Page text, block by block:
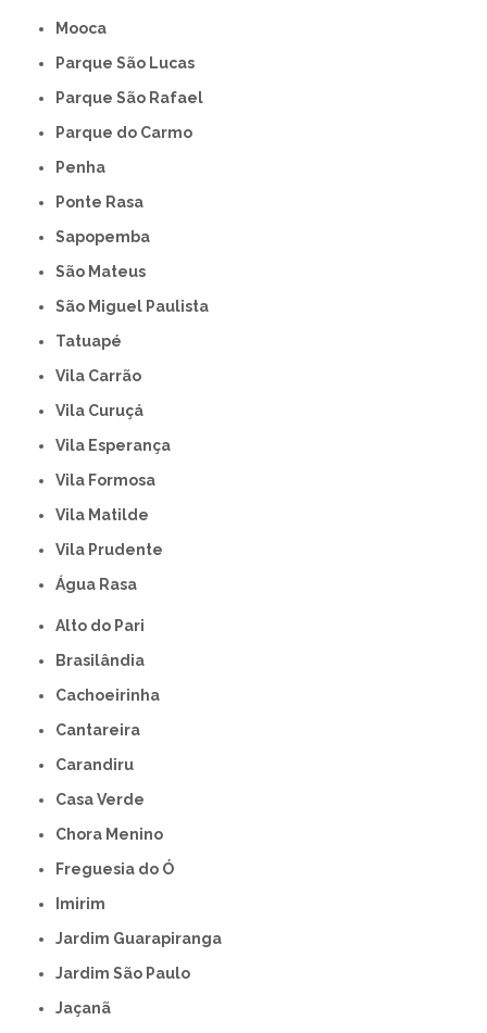
Mooca
Parque São Lucas
Parque São Rafael
Parque do Carmo
Penha
Ponte Rasa
Sapopemba
São Mateus
São Miguel Paulista
Tatuapé
Vila Carrão
Vila Curuçá
Vila Esperança
Vila Formosa
Vila Matilde
Vila Prudente
Água Rasa
Alto do Pari
Brasilândia
Cachoeirinha
Cantareira
Carandiru
Casa Verde
Chora Menino
Freguesia do Ó
Imirim
Jardim Guarapiranga
Jardim São Paulo
Jaçanã